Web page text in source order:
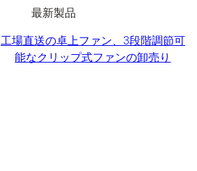
最新製品
工場直送の卓上ファン、3段階調節可
能なクリップ式ファンの卸売り